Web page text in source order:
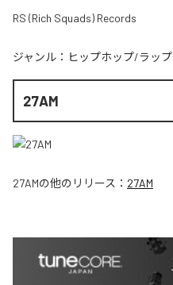
RS (Rich Squads) Records
ジャンル： ヒップホップ/ラップ
27AM
27AMの他のリリース： 27AM